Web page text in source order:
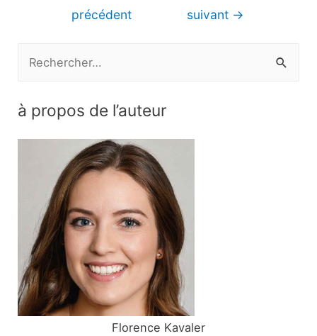
précédent
suivant →
h
:
à propos de l’auteur
Florence Kavaler